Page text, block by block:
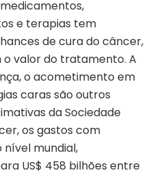
e terapias tem
de cura do câncer,
valor do tratamento. A
o acometimento em
caras são outros
da Sociedade
os gastos com
mundial,
US$ 458 bilhões entre